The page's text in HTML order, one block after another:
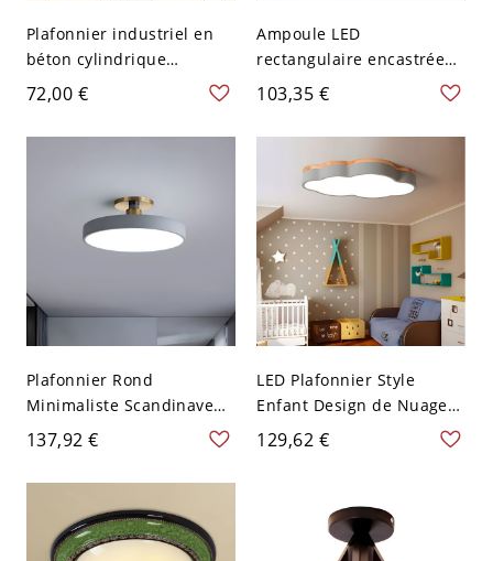
Plafonnier industriel en
béton cylindrique
affleurant pour couloir -
10,16 cm Gris 110 V-120 V
72,00 €
Ampoule LED
rectangulaire encastrée
au plafond avec abat-jour
blanc de style moderne -
Gris 110 V-120 V 35,56 cm
103,35 €
Plafonnier Rond
Minimaliste Scandinave
avec Accents Dorés - Gris
110 V-120 V 30,48 cm
137,92 €
LED Plafonnier Style
Enfant Design de Nuage
Luminaire Affleurant en
Métal Décor en Bois - Gris
129,62 €